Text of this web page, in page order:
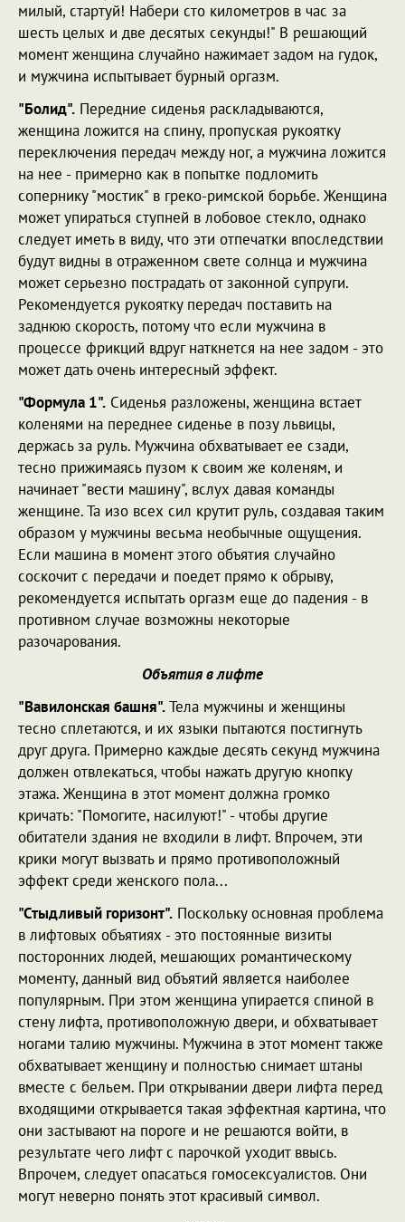
милый, стартуй! Набери сто километров в час за
шесть целых и две десятых секунды!" В решающий
момент женщина случайно нажимает задом на гудок,
и мужчина испытывает бурный оргазм.
"Болид". Передние сиденья раскладываются,
женщина ложится на спину, пропуская рукоятку
переключения передач между ног, а мужчина ложится
на нее - примерно как в попытке подломить
сопернику "мостик" в греко-римской борьбе. Женщина
может упираться ступней в лобовое стекло, однако
следует иметь в виду, что эти отпечатки впоследствии
будут видны в отраженном свете солнца и мужчина
может серьезно пострадать от законной супруги.
Рекомендуется рукоятку передач поставить на
заднюю скорость, потому что если мужчина в
процессе фрикций вдруг наткнется на нее задом - это
может дать очень интересный эффект.
"Формула 1". Сиденья разложены, женщина встает
коленями на переднее сиденье в позу львицы,
держась за руль. Мужчина обхватывает ее сзади,
тесно прижимаясь пузом к своим же коленям, и
начинает "вести машину", вслух давая команды
женщине. Та изо всех сил крутит руль, создавая таким
образом у мужчины весьма необычные ощущения.
Если машина в момент этого объятия случайно
соскочит с передачи и поедет прямо к обрыву,
рекомендуется испытать оргазм еще до падения - в
противном случае возможны некоторые
разочарования.
Объятия в лифте
"Вавилонская башня".Тела мужчины и женщины
тесно сплетаются, и их языки пытаются постигнуть
друг друга. Примерно каждые десять секунд мужчина
должен отвлекаться, чтобы нажать другую кнопку
этажа. Женщина в этот момент должна громко
кричать: "Помогите, насилуют!" - чтобы другие
обитатели здания не входили в лифт. Впрочем, эти
крики могут вызвать и прямо противоположный
эффект среди женского пола...
"Стыдливый горизонт". Поскольку основная проблема
в лифтовых объятиях - это постоянные визиты
посторонних людей, мешающих романтическому
моменту, данный вид объятий является наиболее
популярным. При этом женщина упирается спиной в
стену лифта, противоположную двери, и обхватывает
ногами талию мужчины. Мужчина в этот момент также
обхватывает женщину и полностью снимает штаны
вместе с бельем. При открывании двери лифта перед
входящими открывается такая эффектная картина, что
они застывают на пороге и не решаются войти, в
результате чего лифт с парочкой уходит ввысь.
Впрочем, следует опасаться гомосексуалистов. Они
могут неверно понять этот красивый символ.